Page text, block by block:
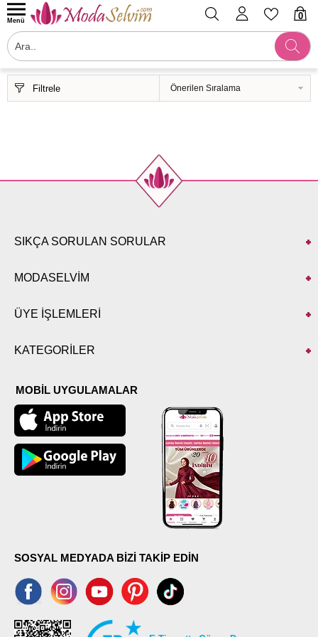
0
Menü
Filtrele
SIKÇA SORULAN SORULAR
MODASELVİM
ÜYE İŞLEMLERİ
KATEGORİLER
MOBİL UYGULAMALAR
SOSYAL MEDYADA BİZİ TAKİP EDİN